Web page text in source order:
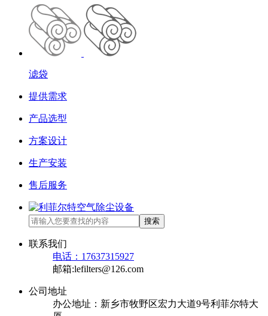
滤袋
提供需求
产品选型
方案设计
生产安装
售后服务
搜索
联系我们
电话：17637315927
邮箱:lefilters@126.com
公司地址
办公地址：新乡市牧野区宏力大道9号利菲尔特大